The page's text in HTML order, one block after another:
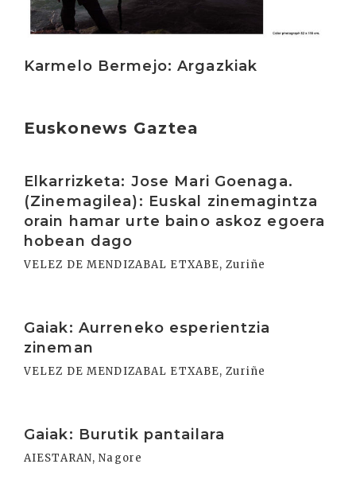
Karmelo Bermejo: Argazkiak
Euskonews Gaztea
Elkarrizketa: Jose Mari Goenaga.
(Zinemagilea): Euskal zinemagintza
orain hamar urte baino askoz egoera
hobean dago
VELEZ DE MENDIZABAL ETXABE, Zuriñe
Gaiak: Aurreneko esperientzia
zineman
VELEZ DE MENDIZABAL ETXABE, Zuriñe
Gaiak: Burutik pantailara
AIESTARAN, Nagore